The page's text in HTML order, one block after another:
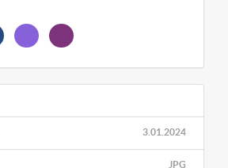
3.01.2024
JPG